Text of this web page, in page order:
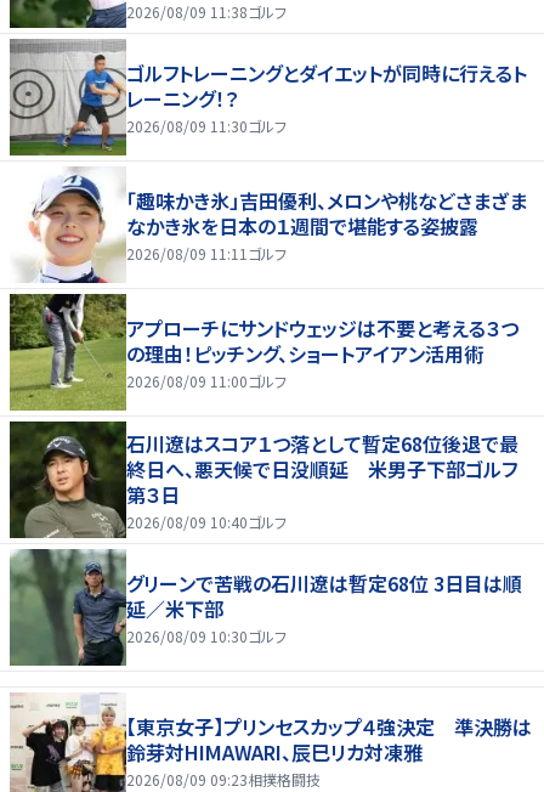
2026/08/09 11:38ゴルフ
ゴルフトレーニングとダイエットが同時に行えるト
レーニング！？
2026/08/09 11:30ゴルフ
「趣味かき氷」吉田優利、メロンや桃などさまざま
なかき氷を日本の１週間で堪能する姿披露
2026/08/09 11:11 ゴルフ
アプローチにサンドウェッジは不要と考える３つ
の理由！ピッチング、ショートアイアン活用術
2026/08/09 11:00ゴルフ
石川遼はスコア１つ落として暫定68位後退で最
終日へ、悪天候で日没順延 米男子下部ゴルフ
第３日
2026/08/09 10:40ゴルフ
グリーンで苦戦の石川遼は暫定68位 3日目は順
延／米下部
2026/08/09 10:30ゴルフ
【東京女子】プリンセスカップ４強決定 準決勝は
鈴芽対HIMAWARI、辰巳リカ対凍雅
2026/08/09 09:23相撲格闘技